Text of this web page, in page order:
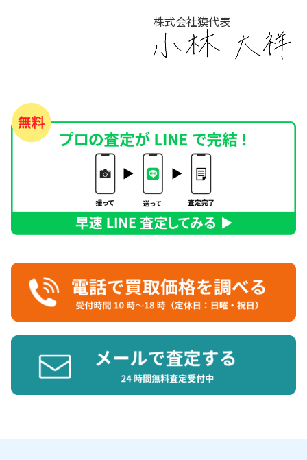
株式会社獏代表